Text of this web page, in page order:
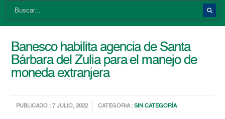
Banesco habilita agencia de Santa
Bárbara del Zulia para el manejo de
moneda extranjera
PUBLICADO : 7 JULIO, 2022 CATEGORIA :SIN CATEGORÍA